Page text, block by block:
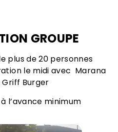
GROUPE
plus de 20 personnes
le midi avec Marana
Griff Burger
l’avance minimum